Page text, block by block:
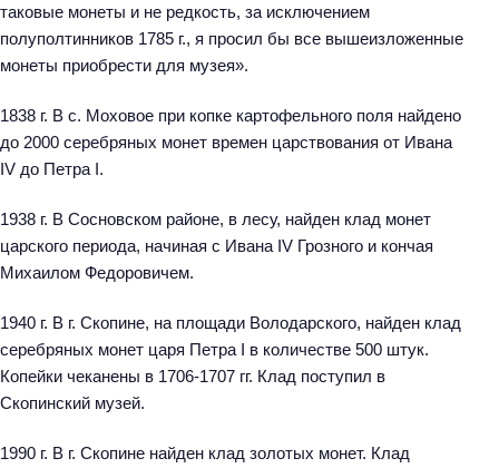
таковые монеты и не редкость, за исключением
полуполтинников 1785 г., я просил бы все вышеизложенные
монеты приобрести для музея».
1838 г. В с. Моховое при копке картофельного поля найдено
до 2000 серебряных монет времен царствования от Ивана
IV до Петра I.
1938 г. В Сосновском районе, в лесу, найден клад монет
царского периода, начиная с Ивана IV Грозного и кончая
Михаилом Федоровичем.
1940 г. В г. Скопине, на площади Володарского, найден клад
серебряных монет царя Петра I в количестве 500 штук.
Копейки чеканены в 1706-1707 гг. Клад поступил в
Скопинский музей.
1990 г. В г. Скопине найден клад золотых монет. Клад